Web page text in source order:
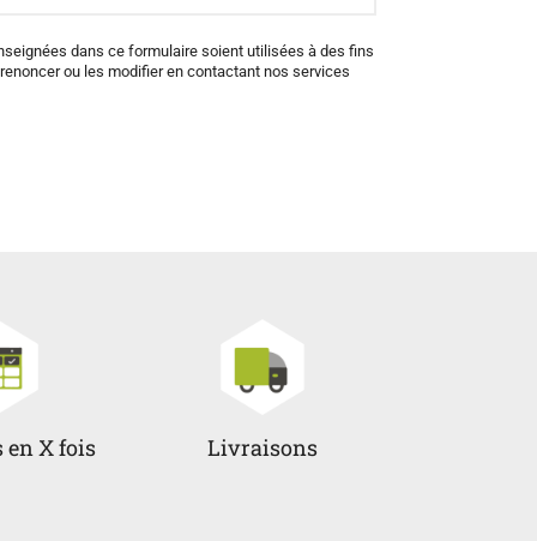
dans ce formulaire soient utilisées à des fins
ou les modifier en contactant nos services
en X fois Livraisons